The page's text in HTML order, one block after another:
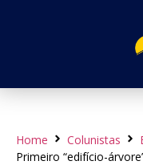
Home Colunistas
Primeiro “edifício-